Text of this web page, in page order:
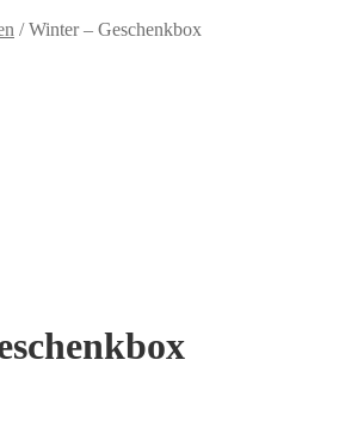
/Winter – Geschenkbox